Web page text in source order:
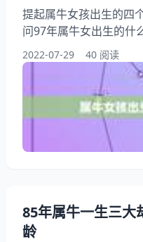
提起属牛女孩出生的四
问97年属牛女出生的什
问属牛女孩几点出生比
实属牛什么时辰出生最
牛女出生的什么时间好
牛女孩出生的四个最佳
时间好啊？ 你好。97
三月出生属牛的人是的
2022-07-29 40 阅读
85年属牛一生三大
龄